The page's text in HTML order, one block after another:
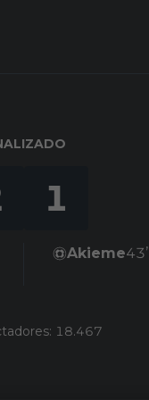
1
43’
Akieme
18.467